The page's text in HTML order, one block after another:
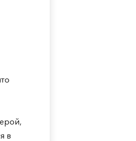
в